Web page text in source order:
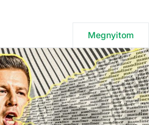
Megnyitom